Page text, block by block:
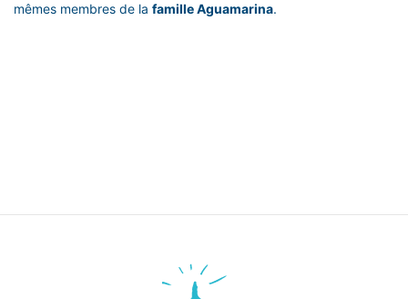
mêmes membres de la famille Aguamarina.